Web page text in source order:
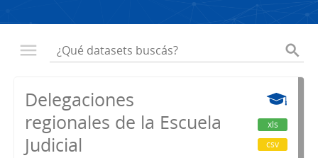
Delegaciones
regionales de la Escuela
Judicial
xls
csv